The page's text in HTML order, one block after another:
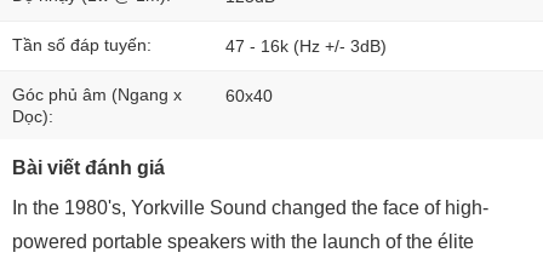
Tần số đáp tuyến: 47 - 16k (Hz +/- 3dB)
Góc phủ âm (Ngang x
Dọc):
60x40
Bài viết đánh giá
In the 1980's, Yorkville Sound changed the face of high-
powered portable speakers with the launch of the élite